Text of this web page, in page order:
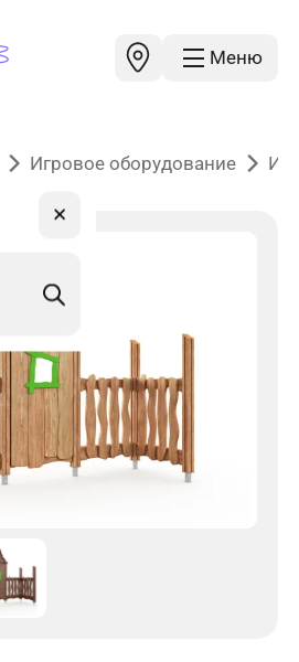
Меню
✕
Игровое оборудование